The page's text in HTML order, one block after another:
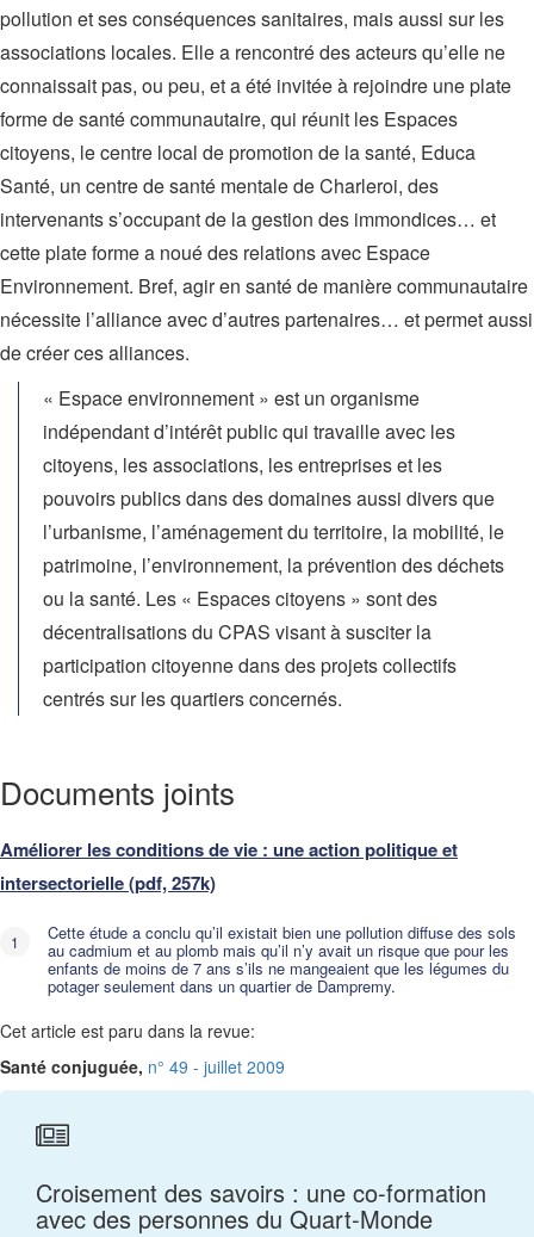
pollution et ses conséquences sanitaires, mais aussi sur les
associations locales. Elle a rencontré des acteurs qu’elle ne
connaissait pas, ou peu, et a été invitée à rejoindre une plate
forme de santé communautaire, qui réunit les Espaces
citoyens, le centre local de promotion de la santé, Educa
Santé, un centre de santé mentale de Charleroi, des
intervenants s’occupant de la gestion des immondices… et
cette plate forme a noué des relations avec Espace
Environnement. Bref, agir en santé de manière communautaire
nécessite l’alliance avec d’autres partenaires… et permet aussi
de créer ces alliances.
« Espace environnement » est un organisme
indépendant d’intérêt public qui travaille avec les
citoyens, les associations, les entreprises et les
pouvoirs publics dans des domaines aussi divers que
l’urbanisme, l’aménagement du territoire, la mobilité, le
patrimoine, l’environnement, la prévention des déchets
ou la santé. Les « Espaces citoyens » sont des
décentralisations du CPAS visant à susciter la
participation citoyenne dans des projets collectifs
centrés sur les quartiers concernés.
Documents joints
Améliorer les conditions de vie : une action politique et
intersectorielle (pdf, 257k)
Cette étude a conclu qu’il existait bien une pollution diffuse des sols
au cadmium et au plomb mais qu’il n’y avait un risque que pour les
enfants de moins de 7 ans s’ils ne mangeaient que les légumes du
potager seulement dans un quartier de Dampremy.
Cet article est paru dans la revue:
Santé conjuguée, n° 49 - juillet 2009
Croisement des savoirs : une co-formation
avec des personnes du Quart-Monde